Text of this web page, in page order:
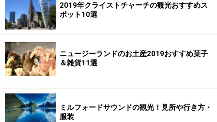
＜DATA＞
■カフェエルサレム
住所：Cobblestone Mall, Kerikeri Road, Kerikeri, New
Zealand
営業時間：月曜-土曜は10:00-遅くまで、日曜（夏のみ）
は17:00-遅くまで
定休日：夏意外は日曜日
ホームページ：
2019年クライストチャーチの観光おすすめス
ポット10選
ニュージーランドのお土産2019おすすめ菓子
＆雑貨11選
ミルフォードサウンドの観光！見所や行き方・
服装